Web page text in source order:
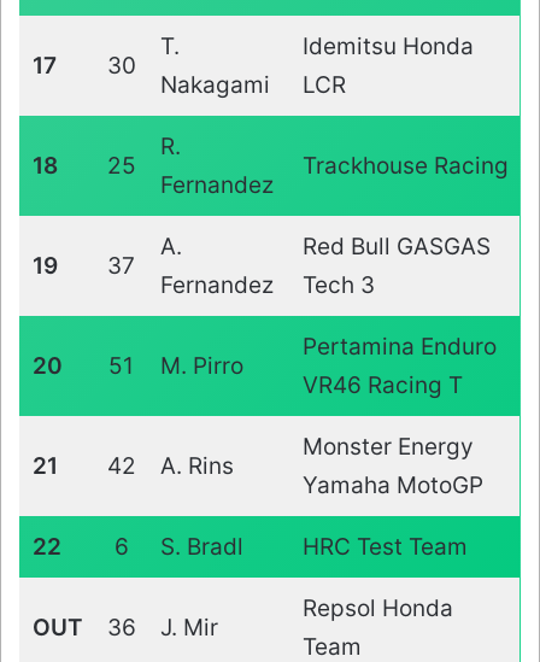
17 30
T.
Nakagami
Idemitsu Honda
LCR
18 25
R.
Fernandez
Trackhouse Racing
19 37
A.
Fernandez
Red Bull GASGAS
Tech 3
20 51 M. Pirro
Pertamina Enduro
VR46 Racing T
21 42 A. Rins
Monster Energy
Yamaha MotoGP
22 6 S. Bradl HRC Test Team
OUT 36 J. Mir
Repsol Honda
Team